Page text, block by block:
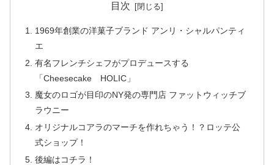
目次
1969年創業の洋菓子ブランド アンリ・シャルパンティ
エ
有名フレンチシェフがプロデュースする
「Cheesecake HOLIC」
魔女のロゴが目印のNY発の専門店 ファットウィッチブ
ラウニー
オリジナルコアラのマーチを作れちゃう！？ロッテ公
式ショップ！
後編はコチラ！